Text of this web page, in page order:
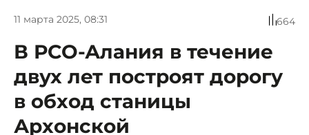
11 марта 2025, 08:31 664
В РСО-Алания в течение
двух лет построят дорогу
в обход станицы
Архонской